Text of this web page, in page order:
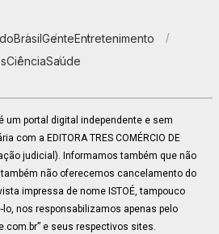
BrasilGenteEntretenimento
CiênciaSaúde
é um portal digital independente e sem
com a EDITORA TRES COMÉRCIO DE
judicial). Informamos também que não
não oferecemos cancelamento do
impressa de nome ISTOÉ, tampouco
nos responsabilizamos apenas pelo
e seus respectivos sites.